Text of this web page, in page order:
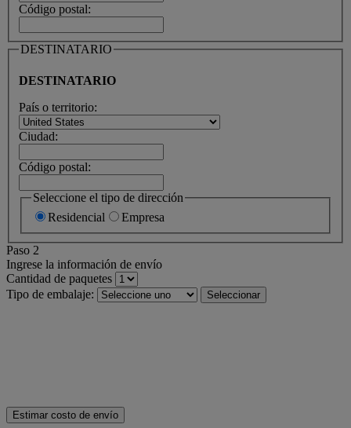
Código postal:
DESTINATARIO
DESTINATARIO
País o territorio:
Ciudad:
Código postal:
Seleccione el tipo de dirección
Residencial
Empresa
Paso 2
Ingrese la información de envío
Cantidad de paquetes
Tipo de embalaje:
Seleccionar